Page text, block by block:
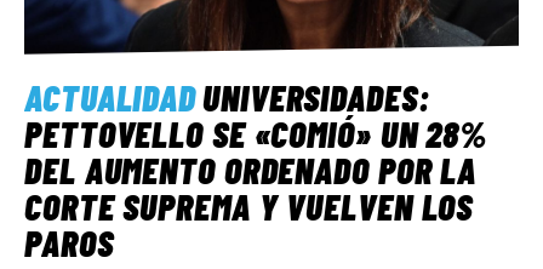
ACTUALIDADUNIVERSIDADES:
PETTOVELLO SE «COMIÓ» UN 28%
DEL AUMENTO ORDENADO POR LA
CORTE SUPREMA Y VUELVEN LOS
PAROS